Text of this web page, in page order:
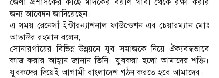
জেলা প্রশাসকের কাছে মাদকের বয়াল থাবা থেকে রক্ষা করার
জন্য আবেদন জানিয়েছেন।
এ সময় রেনেসাঁ ইন্টারন্যাশনাল ফাউন্ডেশন এর চেয়ারম্যান মোঃ
আতাউর রহমান বলেন,
সোনারগাঁয়ের বিভিন্ন উন্নয়নে যুব সমাজকে নিয়ে ঐক্যবদ্ধভাবে
কাজ করার আহ্বান জানান তিনি। যুবকরা হলো আমাদের শক্তি।
যুবকদের দিয়েই আগামী বাংলাদেশ গঠন করতে হবে আমাদের।